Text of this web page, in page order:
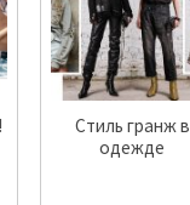
Стиль гранж в
одежде